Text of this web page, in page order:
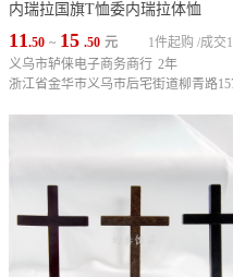
内瑞拉国旗T恤委内瑞拉体恤
11.50 ~ 15 .50 元 成交
1件起购 /
义乌市轳俫电子商务商行 2年